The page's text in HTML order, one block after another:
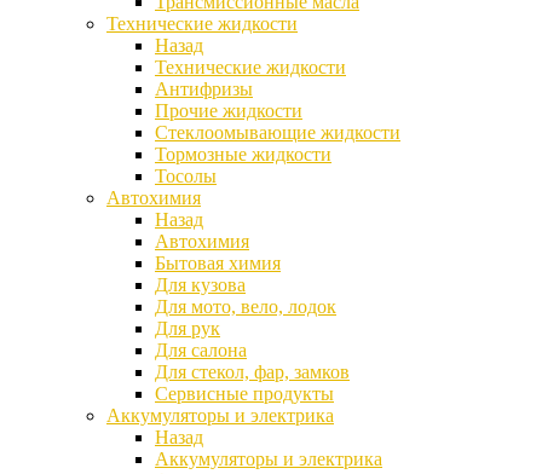
Технические жидкости
Назад
Технические жидкости
Антифризы
Прочие жидкости
Стеклоомывающие жидкости
Тормозные жидкости
Тосолы
Автохимия
Назад
Автохимия
Бытовая химия
Для кузова
Для мото, вело, лодок
Для рук
Для салона
Для стекол, фар, замков
Сервисные продукты
Аккумуляторы и электрика
Назад
Аккумуляторы и электрика